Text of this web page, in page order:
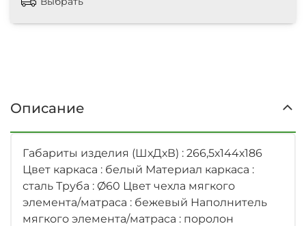
Описание
Габариты изделия (ШхДхВ) : 266,5х144х186
Цвет каркаса : белый Материал каркаса :
сталь Труба : Ø60 Цвет чехла мягкого
элемента/матраса : бежевый Наполнитель
мягкого элемента/матраса : поролон